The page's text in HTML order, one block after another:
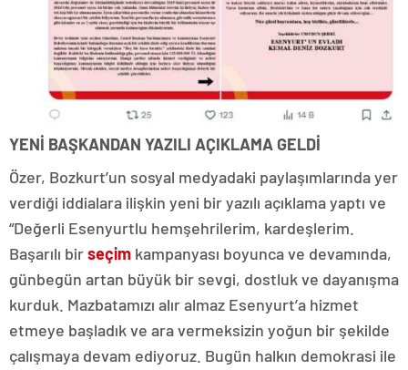
YENİ BAŞKANDAN YAZILI AÇIKLAMA GELDİ
Özer, Bozkurt’un sosyal medyadaki paylaşımlarında yer
verdiği iddialara ilişkin yeni bir yazılı açıklama yaptı ve
“Değerli Esenyurtlu hemşehrilerim, kardeşlerim.
Başarılı birseçim kampanyası boyunca ve devamında,
günbegün artan büyük bir sevgi, dostluk ve dayanışma
kurduk. Mazbatamızı alır almaz Esenyurt’a hizmet
etmeye başladık ve ara vermeksizin yoğun bir şekilde
çalışmaya devam ediyoruz. Bugün halkın demokrasi ile